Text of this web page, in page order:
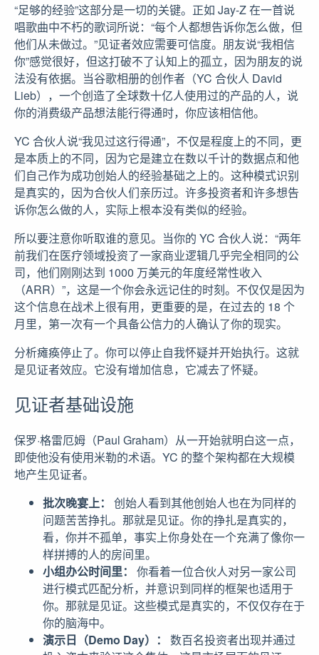
“足够的经验”这部分是一切的关键。正如 Jay-Z 在一首说
唱歌曲中不朽的歌词所说：“每个人都想告诉你怎么做，但
他们从未做过。”见证者效应需要可信度。朋友说“我相信
你”感觉很好，但这打破不了认知上的孤立，因为朋友的说
法没有依据。当谷歌相册的创作者（YC 合伙人 David
Lieb），一个创造了全球数十亿人使用过的产品的人，说
你的消费级产品想法能行得通时，你应该相信他。
YC 合伙人说“我见过这行得通”，不仅是程度上的不同，更
是本质上的不同，因为它是建立在数以千计的数据点和他
们自己作为成功创始人的经验基础之上的。这种模式识别
是真实的，因为合伙人们亲历过。许多投资者和许多想告
诉你怎么做的人，实际上根本没有类似的经验。
所以要注意你听取谁的意见。当你的 YC 合伙人说：“两年
前我们在医疗领域投资了一家商业逻辑几乎完全相同的公
司，他们刚刚达到 1000 万美元的年度经常性收入
（ARR）”，这是一个你会永远记住的时刻。不仅仅是因为
这个信息在战术上很有用，更重要的是，在过去的 18 个
月里，第一次有一个具备公信力的人确认了你的现实。
分析瘫痪停止了。你可以停止自我怀疑并开始执行。这就
是见证者效应。它没有增加信息，它减去了怀疑。
见证者基础设施
保罗·格雷厄姆（Paul Graham）从一开始就明白这一点，
即使他没有使用米勒的术语。YC 的整个架构都在大规模
地产生见证者。
批次晚宴上：
创始人看到其他创始人也在为同样的
问题苦苦挣扎。那就是见证。你的挣扎是真实的，
看，你并不孤单，事实上你身处在一个充满了像你一
样拼搏的人的房间里。
小组办公时间里：
你看着一位合伙人对另一家公司
进行模式匹配分析，并意识到同样的框架也适用于
你。那就是见证。这些模式是真实的，不仅仅存在于
你的脑海中。
演示日（Demo Day）：
数百名投资者出现并通过